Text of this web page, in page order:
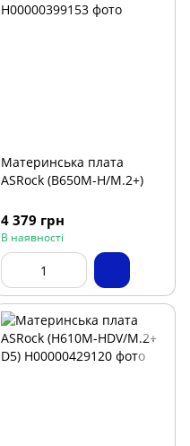
Материнська плата
ASRock (B650M-H/M.2+)
4 379 грн
В наявності